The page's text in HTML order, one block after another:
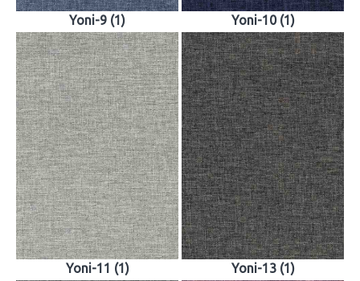
Yoni-9 (1) Yoni-10 (1)
Yoni-11 (1) Yoni-13 (1)